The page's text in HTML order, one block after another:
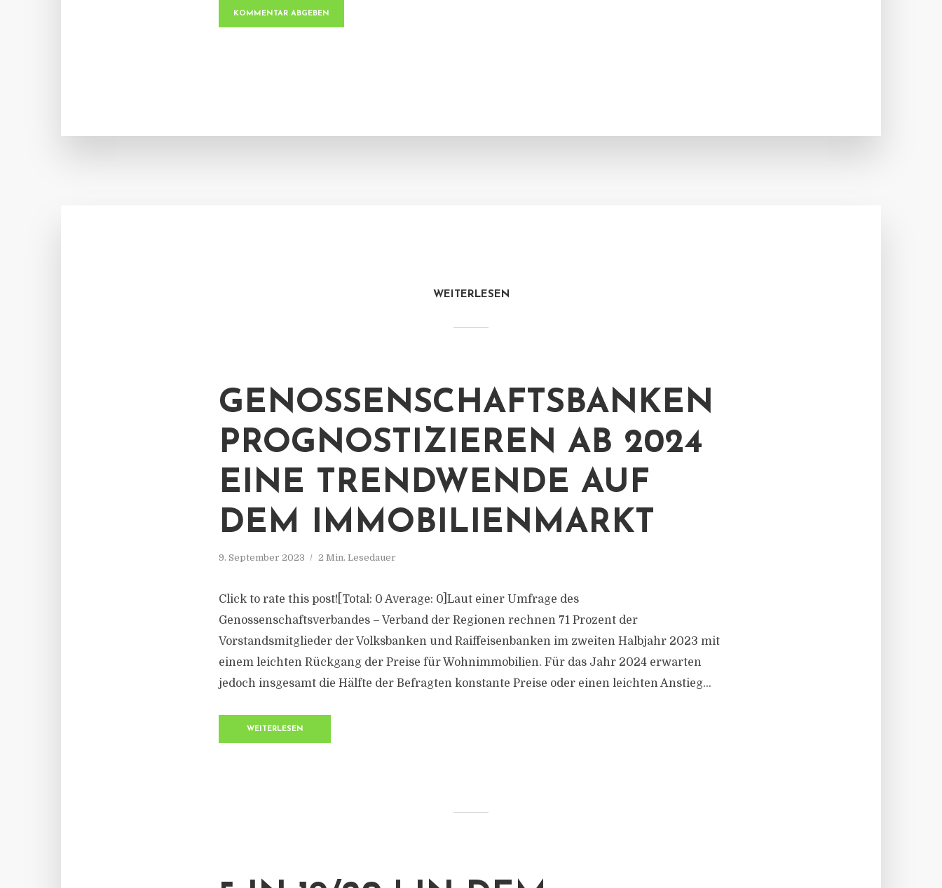
WEITERLESEN
GENOSSENSCHAFTSBANKEN
PROGNOSTIZIEREN AB 2024
EINE TRENDWENDE AUF
DEM IMMOBILIENMARKT
9. September 2023 2 Min. Lesedauer
Click to rate this post![Total: 0 Average: 0]Laut einer Umfrage des
Genossenschaftsverbandes – Verband der Regionen rechnen 71 Prozent der
Vorstandsmitglieder der Volksbanken und Raiffeisenbanken im zweiten Halbjahr 2023 mit
einem leichten Rückgang der Preise für Wohnimmobilien. Für das Jahr 2024 erwarten
jedoch insgesamt die Hälfte der Befragten konstante Preise oder einen leichten Anstieg...
WEITERLESEN